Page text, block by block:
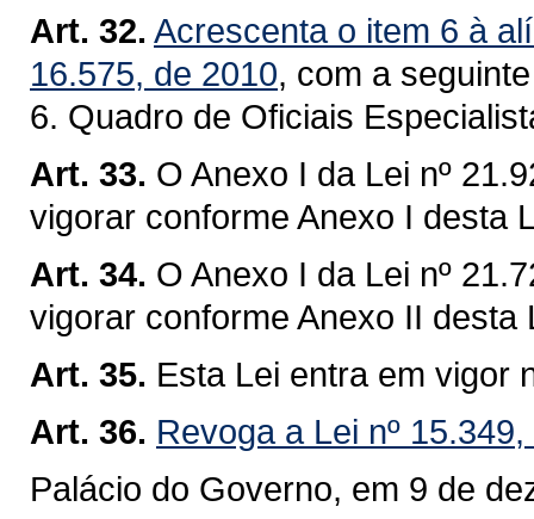
Art. 32. Acrescenta o item 6 à
16.575, de 2010, com a
6. Quadro de Oficiais
Art. 33. O Anexo I da Lei nº
vigorar conforme Anexo I desta
Art. 34. O Anexo I da Lei nº
vigorar conforme Anexo II desta
Art. 35. Esta Lei entra em vigor
Art. 36. Revoga a Lei nº
Palácio do Governo, em 9 de